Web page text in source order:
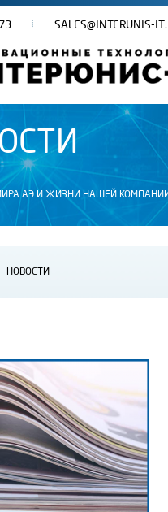
SALES@INTERUNIS-
АЭ И ЖИЗНИ НАШЕЙ
НОВОСТИ